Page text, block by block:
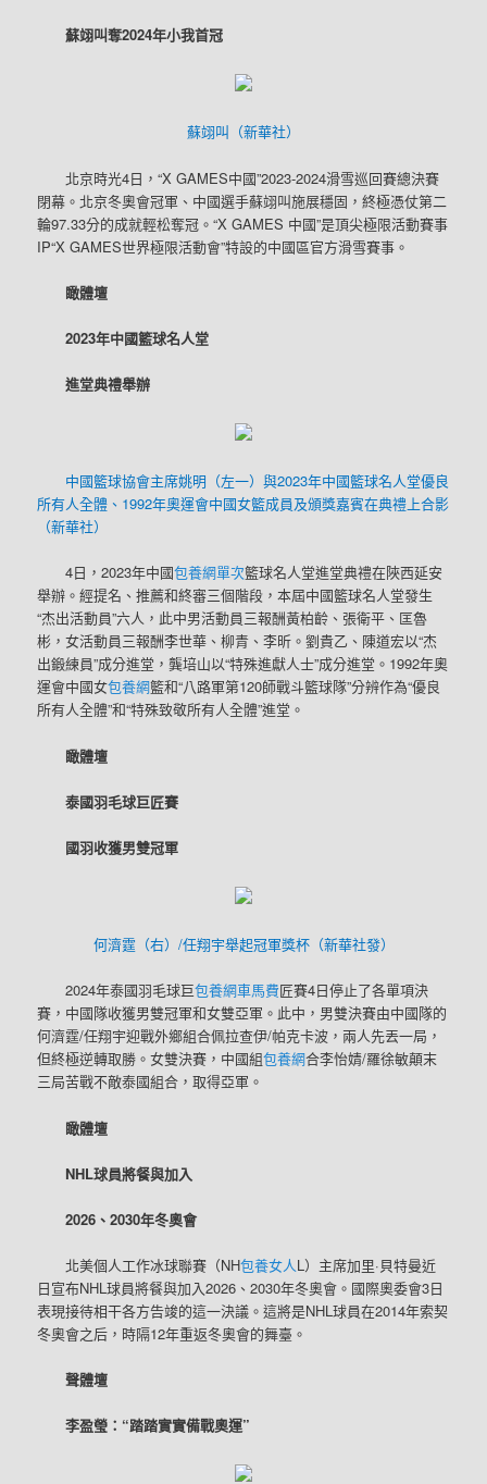
蘇翊叫奪2024年小我首冠
蘇翊叫（新華社）
北京時光4日，“X GAMES中國”2023-2024滑雪巡回賽總決賽
閉幕。北京冬奧會冠軍、中國選手蘇翊叫施展穩固，終極憑仗第二
輪97.33分的成就輕松奪冠。“X GAMES 中國”是頂尖極限活動賽事
IP“X GAMES世界極限活動會”特設的中國區官方滑雪賽事。
瞰體壇
2023年中國籃球名人堂
進堂典禮舉辦
中國籃球協會主席姚明（左一）與2023年中國籃球名人堂優良
所有人全體、1992年奧運會中國女籃成員及頒獎嘉賓在典禮上合影
（新華社）
4日，2023年中國包養網單次籃球名人堂進堂典禮在陜西延安
舉辦。經提名、推薦和終審三個階段，本屆中國籃球名人堂發生
“杰出活動員”六人，此中男活動員三報酬黃柏齡、張衛平、匡魯
彬，女活動員三報酬李世華、柳青、李昕。劉貴乙、陳道宏以“杰
出鍛練員”成分進堂，龔培山以“特殊進獻人士”成分進堂。1992年奧
運會中國女包養網籃和“八路軍第120師戰斗籃球隊”分辨作為“優良
所有人全體”和“特殊致敬所有人全體”進堂。
瞰體壇
泰國羽毛球巨匠賽
國羽收獲男雙冠軍
何濟霆（右）/任翔宇舉起冠軍獎杯（新華社發）
2024年泰國羽毛球巨包養網車馬費匠賽4日停止了各單項決
賽，中國隊收獲男雙冠軍和女雙亞軍。此中，男雙決賽由中國隊的
何濟霆/任翔宇迎戰外鄉組合佩拉查伊/帕克卡波，兩人先丟一局，
但終極逆轉取勝。女雙決賽，中國組包養網合李怡婧/羅徐敏顛末
三局苦戰不敵泰國組合，取得亞軍。
瞰體壇
NHL球員將餐與加入
2026、2030年冬奧會
北美個人工作冰球聯賽（NH包養女人L）主席加里·貝特曼近
日宣布NHL球員將餐與加入2026、2030年冬奧會。國際奧委會3日
表現接待相干各方告竣的這一決議。這將是NHL球員在2014年索契
冬奧會之后，時隔12年重返冬奧會的舞臺。
聲體壇
李盈瑩：“踏踏實實備戰奧運”